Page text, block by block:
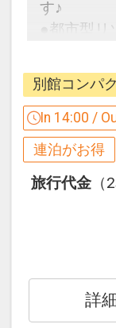
【６０日
割引がござ
ると
１泊につ
※早期申込
数の内訳
ン・氏名
があった
※他の割
※割引適用
ーからお
「空室照
す♪
●都市型
【９０日
割引がござ
ご宿泊の
ると
※早期申
数の内訳
ン・氏名
があった
別館コンパ
In 14:00 /
連泊がお得
旅行代金
詳細